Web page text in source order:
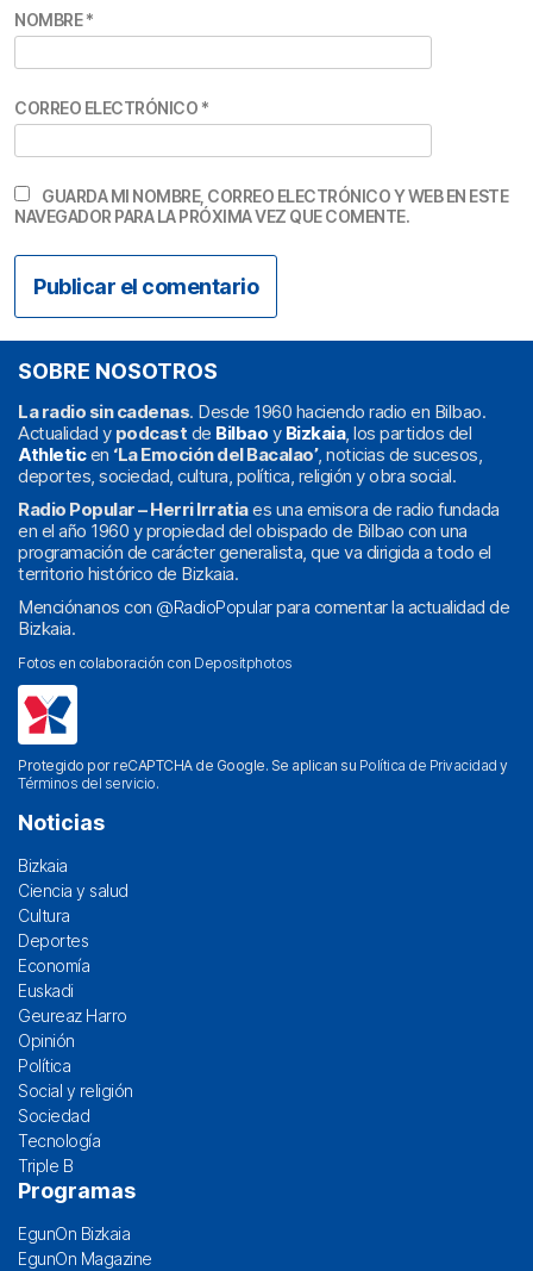
NOMBRE*
CORREO ELECTRÓNICO *
GUARDA MI NOMBRE, CORREO ELECTRÓNICO Y WEB EN ESTE
NAVEGADOR PARA LA PRÓXIMA VEZ QUE COMENTE.
SOBRE NOSOTROS
La radio sin cadenas. Desde 1960 haciendo radio en Bilbao.
Actualidad y podcast de Bilbao y Bizkaia, los partidos del
Athleticen ‘La Emoción del Bacalao’, noticias de sucesos,
deportes, sociedad, cultura, política, religión y obra social.
Radio Popular – Herri Irratiaes una emisora de radio fundada
en el año 1960 y propiedad del obispado de Bilbao con una
programación de carácter generalista, que va dirigida a todo el
territorio histórico de Bizkaia.
Menciónanos con @RadioPopularpara comentar la actualidad de
Bizkaia.
Fotos en colaboración con Depositphotos
Protegido por reCAPTCHA de Google. Se aplican su Política de Privacidad y
Términos del servicio.
Noticias
Bizkaia
Ciencia y salud
Cultura
Deportes
Economía
Euskadi
Geureaz Harro
Opinión
Política
Social y religión
Sociedad
Tecnología
Triple B
Programas
EgunOn Bizkaia
EgunOn Magazine